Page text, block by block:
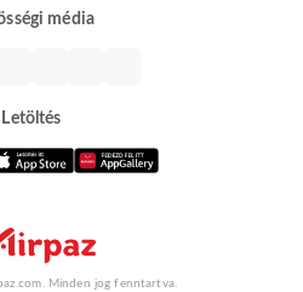
média
Letöltés
Minden jog fenntartva.